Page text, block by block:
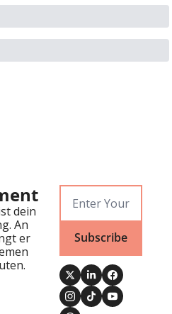
dein
An
er
Subscribe